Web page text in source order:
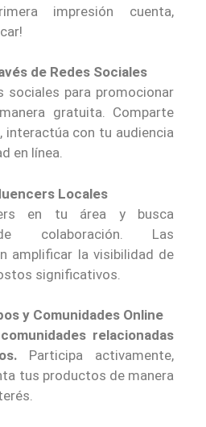
impresión cuenta,
de Redes Sociales
sociales para promocionar
gratuita. Comparte
interactúa con tu audiencia
en línea.
Locales
en tu área y busca
colaboración. Las
amplificar la visibilidad de
significativos.
y Comunidades Online
relacionadas
Participa activamente,
tus productos de manera